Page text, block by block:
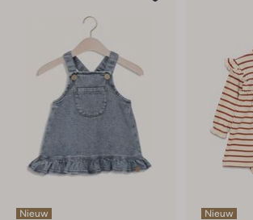
Nieuw Nieuw